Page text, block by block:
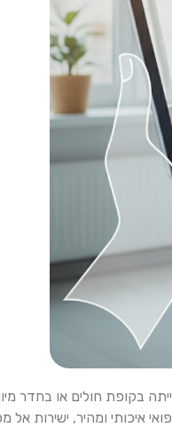
בקופת חולים או בחדר
איכותי ומהיר, ישירות